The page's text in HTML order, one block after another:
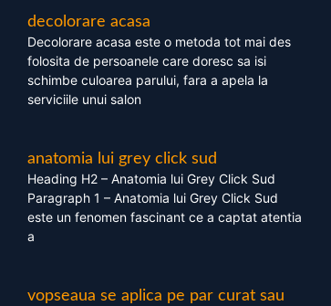
decolorare acasa
Decolorare acasa este o metoda tot mai des
folosita de persoanele care doresc sa isi
schimbe culoarea parului, fara a apela la
serviciile unui salon
anatomia lui grey click sud
Heading H2 – Anatomia lui Grey Click Sud
Paragraph 1 – Anatomia lui Grey Click Sud
este un fenomen fascinant ce a captat atentia
a
vopseaua se aplica pe par curat sau